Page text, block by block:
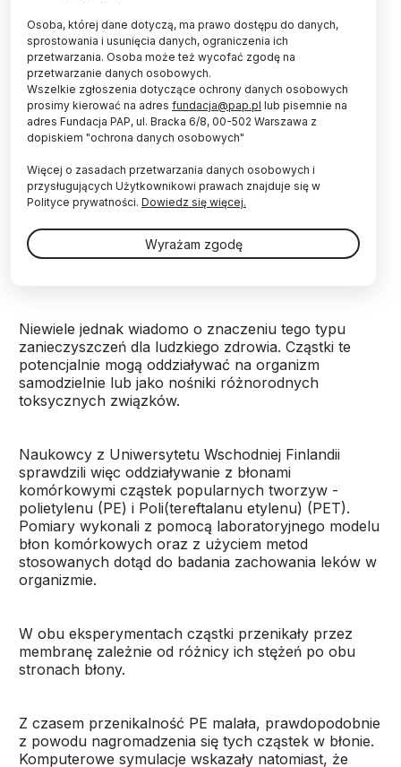
Metody stosowane do badań leków pokazały, że
zanieczyszczające środowisko cząstki
nanoplastiku mogą przenikać przez błony
komórkowe. Oznacza to potencjalne zagrożenie
dla zdrowia, szczególnie, że cząstki te często
łączą się z różnymi zanieczyszczeniami.
Coraz większa liczba naukowców ostrzega przed
wszechobecnym w środowisku mikroplastikiem. To
mikroskopijne cząstki tworzyw sztucznych
środowisko odpadów. Niektóre z tych cząstek mogą
mieć rozmiary nanometrów, wtedy mówi się o tzw.
Niewiele jednak wiadomo o znaczeniu tego typu
zanieczyszczeń dla ludzkiego zdrowia. Cząstki te
potencjalnie mogą oddziaływać na organizm
samodzielnie lub jako nośniki różnorodnych
toksycznych związków.
Naukowcy z Uniwersytetu Wschodniej Finlandii
sprawdzili więc oddziaływanie z błonami
komórkowymi cząstek popularnych tworzyw -
polietylenu (PE) i Poli(tereftalanu etylenu) (PET).
Pomiary wykonali z pomocą laboratoryjnego modelu
błon komórkowych oraz z użyciem metod
stosowanych dotąd do badania zachowania leków w
organizmie.
W obu eksperymentach cząstki przenikały przez
membranę zależnie od różnicy ich stężeń po obu
stronach błony.
Z czasem przenikalność PE malała, prawdopodobnie
z powodu nagromadzenia się tych cząstek w błonie.
Komputerowe symulacje wskazały natomiast, że
Osoba, której dane dotyczą, ma prawo dostępu do danych,
sprostowania i usunięcia danych, ograniczenia ich
przetwarzania. Osoba może też wycofać zgodę na
przetwarzanie danych osobowych.
Wszelkie zgłoszenia dotyczące ochrony danych osobowych
prosimy kierować na adres fundacja@pap.pl lub pisemnie na
adres Fundacja PAP, ul. Bracka 6/8, 00-502 Warszawa z
dopiskiem "ochrona danych osobowych"
Więcej o zasadach przetwarzania danych osobowych i
przysługujących Użytkownikowi prawach znajduje się w
Polityce prywatności. Dowiedz się więcej.
Wyrażam zgodę